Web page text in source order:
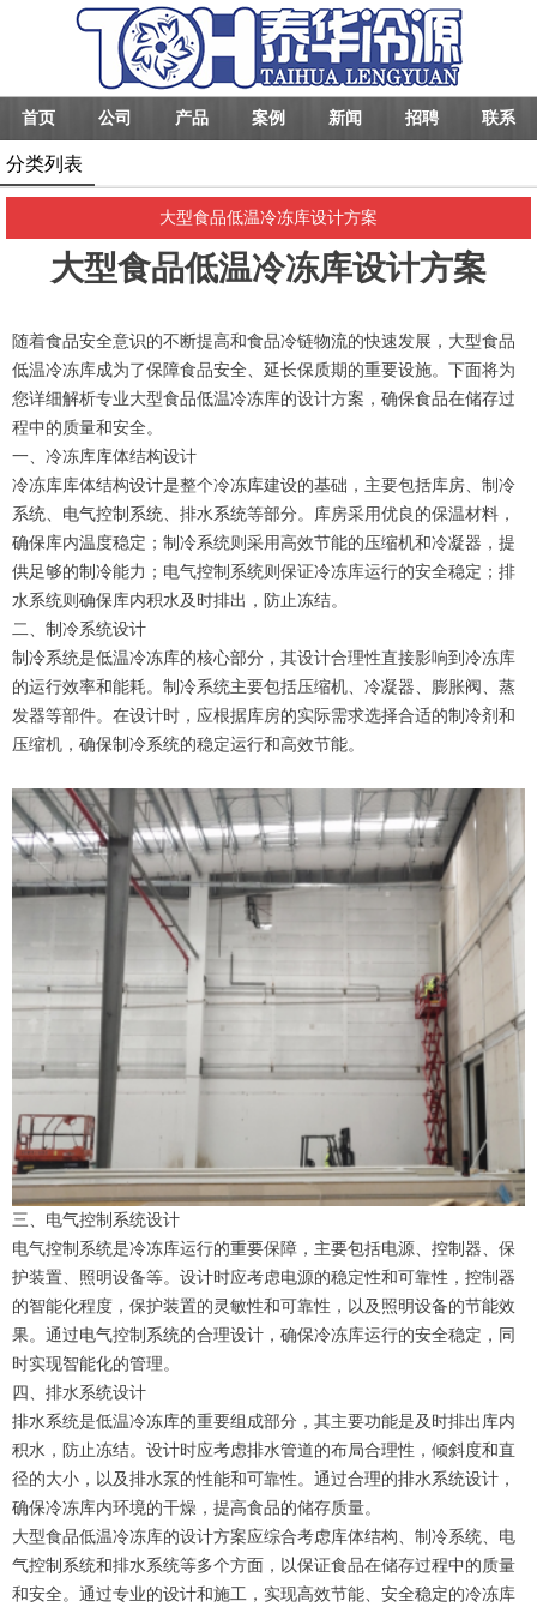
首页 公司 产品 案例 新闻 招聘 联系
分类列表
大型食品低温冷冻库设计方案
大型食品低温冷冻库设计方案
随着食品安全意识的不断提高和食品冷链物流的快速发展，大型食品
低温冷冻库成为了保障食品安全、延长保质期的重要设施。下面将为
您详细解析专业大型食品低温冷冻库的设计方案，确保食品在储存过
程中的质量和安全。
一、冷冻库库体结构设计
冷冻库库体结构设计是整个冷冻库建设的基础，主要包括库房、制冷
系统、电气控制系统、排水系统等部分。库房采用优良的保温材料，
确保库内温度稳定；制冷系统则采用高效节能的压缩机和冷凝器，提
供足够的制冷能力；电气控制系统则保证冷冻库运行的安全稳定；排
水系统则确保库内积水及时排出，防止冻结。
二、制冷系统设计
制冷系统是低温冷冻库的核心部分，其设计合理性直接影响到冷冻库
的运行效率和能耗。制冷系统主要包括压缩机、冷凝器、膨胀阀、蒸
发器等部件。在设计时，应根据库房的实际需求选择合适的制冷剂和
压缩机，确保制冷系统的稳定运行和高效节能。
三、电气控制系统设计
电气控制系统是冷冻库运行的重要保障，主要包括电源、控制器、保
护装置、照明设备等。设计时应考虑电源的稳定性和可靠性，控制器
的智能化程度，保护装置的灵敏性和可靠性，以及照明设备的节能效
果。通过电气控制系统的合理设计，确保冷冻库运行的安全稳定，同
时实现智能化的管理。
四、排水系统设计
排水系统是低温冷冻库的重要组成部分，其主要功能是及时排出库内
积水，防止冻结。设计时应考虑排水管道的布局合理性，倾斜度和直
径的大小，以及排水泵的性能和可靠性。通过合理的排水系统设计，
确保冷冻库内环境的干燥，提高食品的储存质量。
大型食品低温冷冻库的设计方案应综合考虑库体结构、制冷系统、电
气控制系统和排水系统等多个方面，以保证食品在储存过程中的质量
和安全。通过专业的设计和施工，实现高效节能、安全稳定的冷冻库